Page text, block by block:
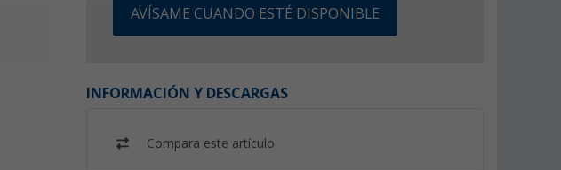
AVÍSAME CUANDO ESTÉ DISPONIBLE
INFORMACIÓN Y DESCARGAS
Compara este artículo